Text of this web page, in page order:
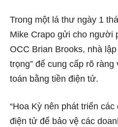
Trong một lá thư ngày 1
Mike Crapo gửi cho người
OCC Brian Brooks, nhà
trọng” để cung cấp rõ
toán bằng tiền điện tử.
“Hoa Kỳ nên phát triển
điện tử để bảo vệ các